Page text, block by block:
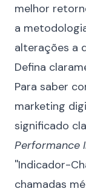
melhor
a
alterações a
Defina
Para saber
marketing
significado
Performance
''Indicador-
chamadas